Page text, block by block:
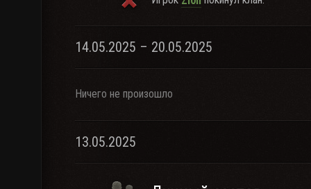
14.05.2025 – 20.05.2025
Ничего не произошло
13.05.2025